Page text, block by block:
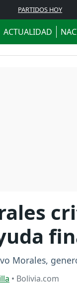
PARTIDOS HOY
ACTUALIDAD
Morales,
• Bolivia.com